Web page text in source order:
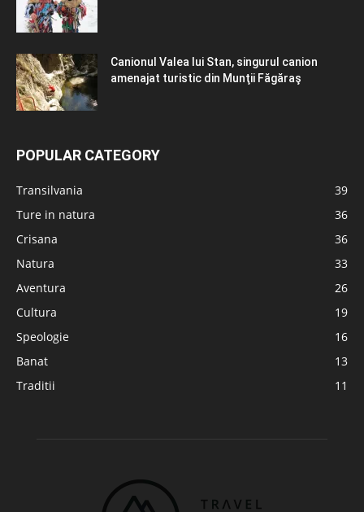
Canionul Valea lui Stan, singurul canion
amenajat turistic din Munţii Făgăraş
POPULAR CATEGORY
Transilvania
39
Ture in natura
36
Crisana
36
Natura
33
Aventura
26
Cultura
19
Speologie
16
Banat
13
Traditii
11